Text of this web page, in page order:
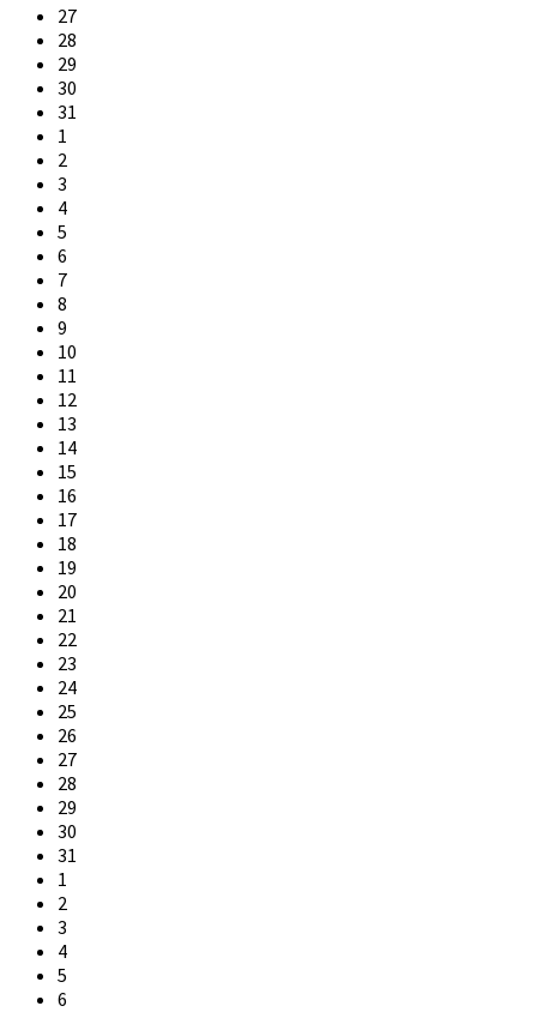
Skip
calendar
days
27
28
29
30
31
1
2
3
4
5
6
7
8
9
10
11
12
13
14
15
16
17
18
19
20
21
22
23
24
25
26
27
28
29
30
31
1
2
3
4
5
6